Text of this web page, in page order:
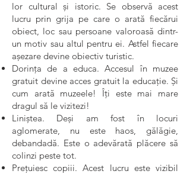
lor cultural și istoric. Se observă acest
lucru prin grija pe care o arată fiecărui
obiect, loc sau persoane valoroasă dintr-
un motiv sau altul pentru ei. Astfel fiecare
așezare devine obiectiv turistic.
Dorința de a educa. Accesul în muzee
gratuit devine acces gratuit la educație. Și
cum arată muzeele! Îți este mai mare
dragul să le vizitezi!
Liniștea. Deși am fost în locuri
aglomerate, nu este haos, gălăgie,
debandadă. Este o adevărată plăcere să
colinzi peste tot.
Prețuiesc copiii. Acest lucru este vizibil